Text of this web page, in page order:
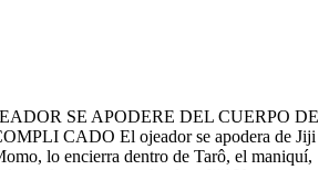
SE APODERE DEL CUERPO DE
CADO El ojeador se apodera de Jiji
lo encierra dentro de Tarô, el maniquí,